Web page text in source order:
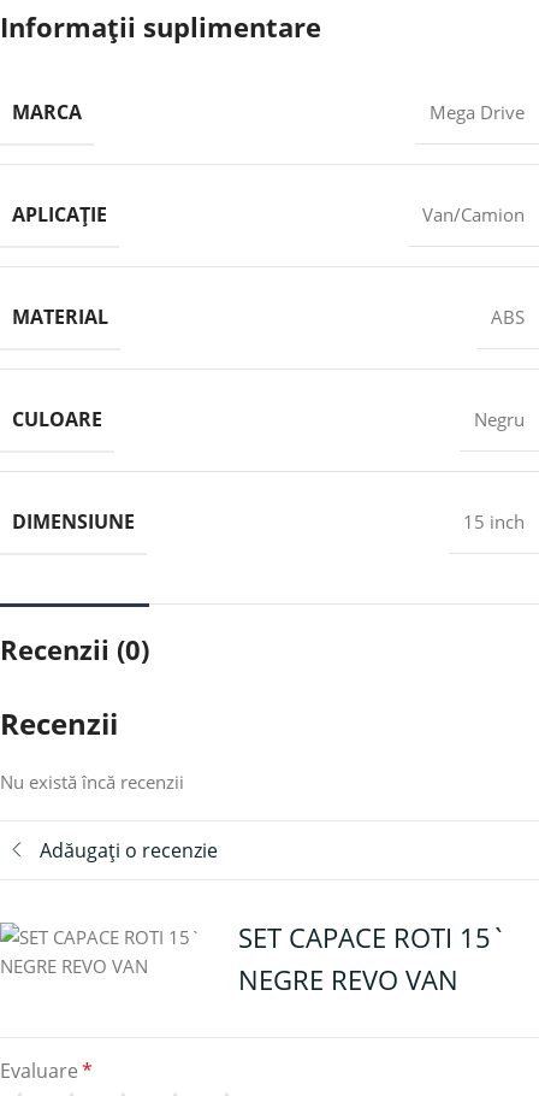
Informații suplimentare
MARCA Mega Drive
APLICAȚIE Van/Camion
MATERIAL ABS
CULOARE Negru
DIMENSIUNE 15 inch
Recenzii (0)
Recenzii
Nu există încă recenzii
Adăugați o recenzie
SET CAPACE ROTI 15`
NEGRE REVO VAN
Evaluare*